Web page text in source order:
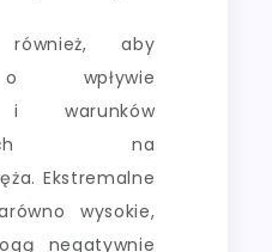
aby
wpływie
i warunków
na
Ekstremalne
wysokie,
negatywnie